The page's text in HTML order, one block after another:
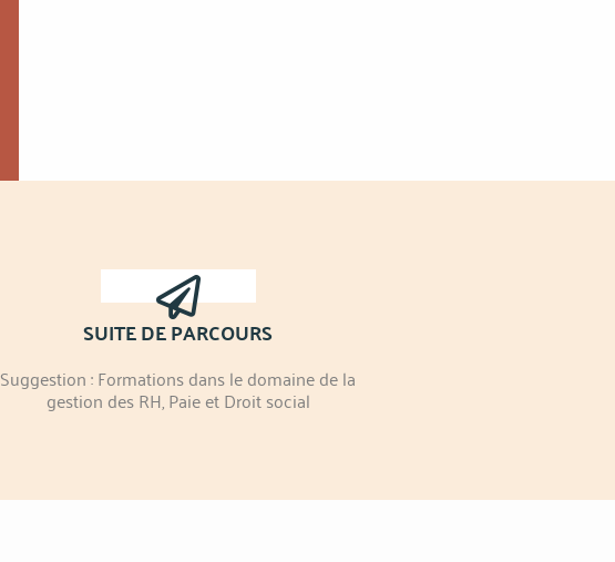
SUITE DE PARCOURS
Suggestion : Formations dans le domaine de la
gestion des RH, Paie et Droit social